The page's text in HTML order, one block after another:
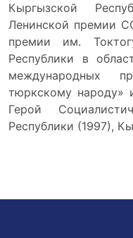
Кыргызской
Ленинской премии
премии им.
Республики в
международных
тюркскому народу»
Герой
Республики (1997),